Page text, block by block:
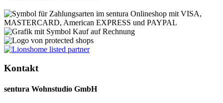
Kontakt
sentura Wohnstudio GmbH